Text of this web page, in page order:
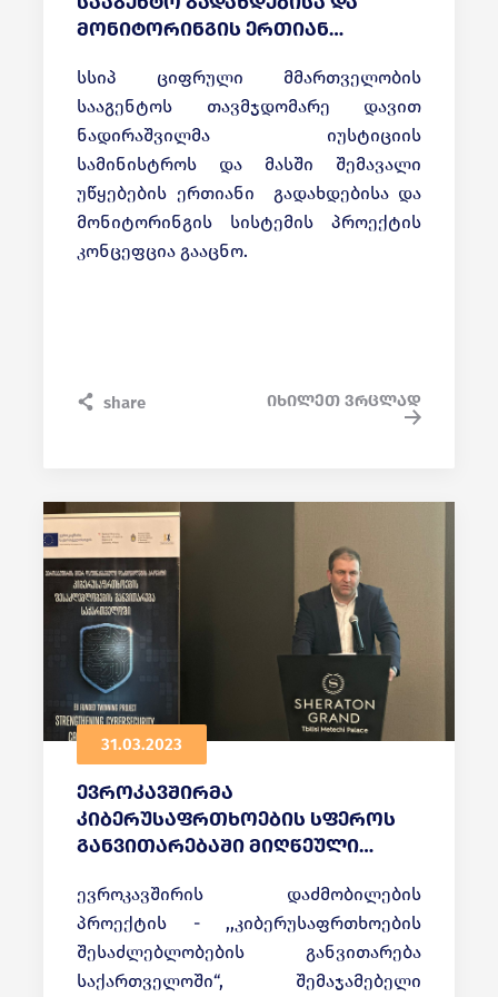
მონიტორინგის ერთიან
სსიპ ციფრული მმართველობის
სააგენტოს თავმჯდომარე დავით
ნადირაშვილმა იუსტიციის
სამინისტროს და მასში შემავალი
უწყებების ერთიანი გადახდებისა და
მონიტორინგის სისტემის პროექტის
კონცეფცია გააცნო.
share იხილეთ ვრცლად
31.03.2023
ევროკავშირმა
კიბერუსაფრთხოების სფეროს
განვითარებაში მიღწეული
ევროკავშირის დაძმობილების
პროექტის - ,,კიბერუსაფრთხოების
შესაძლებლობების განვითარება
საქართველოში“, შემაჯამებელი